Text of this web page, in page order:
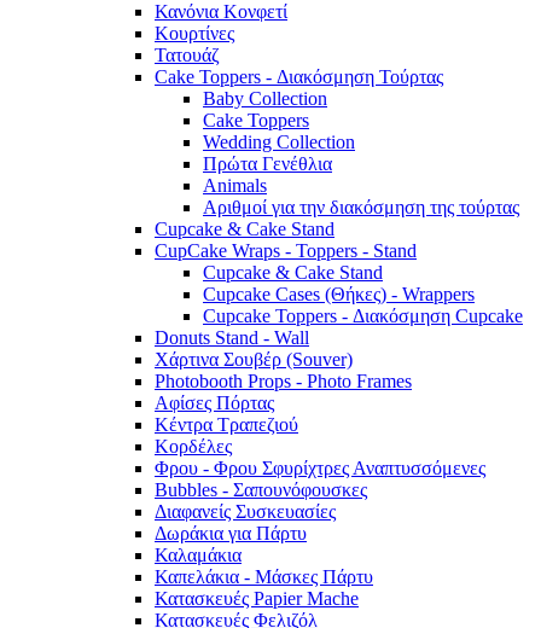
Κανόνια Κονφετί
Κουρτίνες
Τατουάζ
Cake Toppers - Διακόσμηση Τούρτας
Baby Collection
Cake Toppers
Wedding Collection
Πρώτα Γενέθλια
Animals
Αριθμοί για την διακόσμηση της τούρτας
Cupcake & Cake Stand
CupCake Wraps - Toppers - Stand
Cupcake & Cake Stand
Cupcake Cases (Θήκες) - Wrappers
Cupcake Toppers - Διακόσμηση Cupcake
Donuts Stand - Wall
Χάρτινα Σουβέρ (Souver)
Photobooth Props - Photo Frames
Αφίσες Πόρτας
Κέντρα Τραπεζιού
Κορδέλες
Φρου - Φρου Σφυρίχτρες Αναπτυσσόμενες
Bubbles - Σαπουνόφουσκες
Διαφανείς Συσκευασίες
Δωράκια για Πάρτυ
Καλαμάκια
Καπελάκια - Μάσκες Πάρτυ
Κατασκευές Papier Mache
Κατασκευές Φελιζόλ